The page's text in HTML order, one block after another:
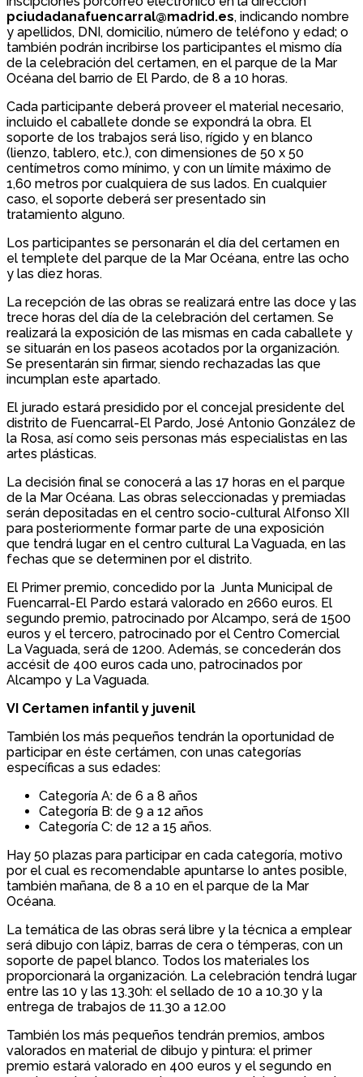
pciudadanafuencarral@madrid.es, indicando nombre
y apellidos, DNI, domicilio, número de teléfono y edad; o
también podrán incribirse los participantes el mismo día
de la celebración del certamen, en el parque de la Mar
Océana del barrio de El Pardo, de 8 a 10 horas.
Cada participante deberá proveer el material necesario,
incluido el caballete donde se expondrá la obra. El
soporte de los trabajos será liso, rígido y en blanco
(lienzo, tablero, etc.), con dimensiones de 50 x 50
centímetros como mínimo, y con un límite máximo de
1,60 metros por cualquiera de sus lados. En cualquier
caso, el soporte deberá ser presentado sin
tratamiento alguno.
Los participantes se personarán el día del certamen en
el templete del parque de la Mar Océana, entre las ocho
y las diez horas.
La recepción de las obras se realizará entre las doce y las
trece horas del día de la celebración del certamen. Se
realizará la exposición de las mismas en cada caballete y
se situarán en los paseos acotados por la organización.
Se presentarán sin firmar, siendo rechazadas las que
incumplan este apartado.
El jurado estará presidido por el concejal presidente del
distrito de Fuencarral-El Pardo, José Antonio González de
la Rosa, así como seis personas más especialistas en las
artes plásticas.
La decisión final se conocerá a las 17 horas en el parque
de la Mar Océana. Las obras seleccionadas y premiadas
serán depositadas en el centro socio-cultural Alfonso XII
para posteriormente formar parte de una exposición
que tendrá lugar en el centro cultural La Vaguada, en las
fechas que se determinen por el distrito.
El Primer premio, concedido por la Junta Municipal de
Fuencarral-El Pardo estará valorado en 2660 euros. El
segundo premio, patrocinado por Alcampo, será de 1500
euros y el tercero, patrocinado por el Centro Comercial
La Vaguada, será de 1200. Además, se concederán dos
accésit de 400 euros cada uno, patrocinados por
Alcampo y La Vaguada.
VI Certamen infantil y juvenil
También los más pequeños tendrán la oportunidad de
participar en éste certámen, con unas categorías
específicas a sus edades:
Categoría A: de 6 a 8 años
Categoría B: de 9 a 12 años
Categoría C: de 12 a 15 años.
Hay 50 plazas para participar en cada categoría, motivo
por el cual es recomendable apuntarse lo antes posible,
también mañana, de 8 a 10 en el parque de la Mar
Océana.
La temática de las obras será libre y la técnica a emplear
será dibujo con lápiz, barras de cera o témperas, con un
soporte de papel blanco. Todos los materiales los
proporcionará la organización. La celebración tendrá lugar
entre las 10 y las 13.30h: el sellado de 10 a 10.30 y la
entrega de trabajos de 11.30 a 12.00
También los más pequeños tendrán premios, ambos
valorados en material de dibujo y pintura: el primer
premio estará valorado en 400 euros y el segundo en